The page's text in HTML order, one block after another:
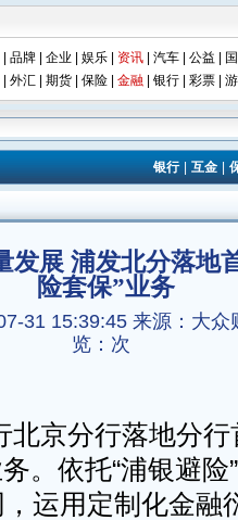
品牌| 企业 娱乐| 资讯| 汽车| 公益
| 外汇| 期货| 保险| 金融| 银行 彩票|
银行|互金|
发展 浦发北分落地
险套保”业务
31 15:39:45 来源：大众
览： 次
北京分行落地分行
。依托“浦银避险
运用定制化金融